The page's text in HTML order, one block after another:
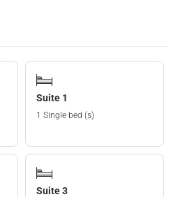
Suite 1
1 Single bed (s)
Suite 3